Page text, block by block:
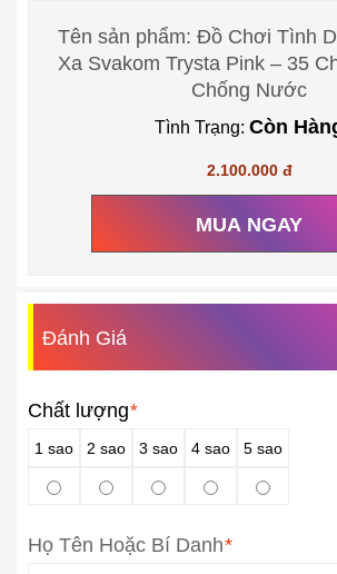
Tên sản phẩm: Đồ Chơi Tình
Xa Svakom Trysta Pink – 35
Chống Nước
Tình Trạng: Còn
2.100.000 đ
MUA NGAY
Đánh Giá
Chất lượng*
1 sao 2 sao 3 sao 4 sao 5 sao
*
Họ Tên Hoặc Bí Danh